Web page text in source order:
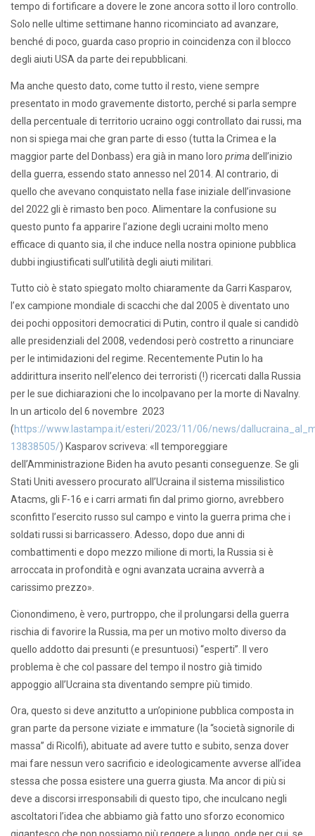
tempo di fortificare a dovere le zone ancora sotto il loro controllo.
Solo nelle ultime settimane hanno ricominciato ad avanzare,
benché di poco, guarda caso proprio in coincidenza con il blocco
degli aiuti USA da parte dei repubblicani.
Ma anche questo dato, come tutto il resto, viene sempre
presentato in modo gravemente distorto, perché si parla sempre
della percentuale di territorio ucraino oggi controllato dai russi, ma
non si spiega mai che gran parte di esso (tutta la Crimea e la
maggior parte del Donbass) era già in mano loro primadell’inizio
della guerra, essendo stato annesso nel 2014. Al contrario, di
quello che avevano conquistato nella fase iniziale dell’invasione
del 2022 gli è rimasto ben poco. Alimentare la confusione su
questo punto fa apparire l’azione degli ucraini molto meno
efficace di quanto sia, il che induce nella nostra opinione pubblica
dubbi ingiustificati sull’utilità degli aiuti militari.
Tutto ciò è stato spiegato molto chiaramente da Garri Kasparov,
l’ex campione mondiale di scacchi che dal 2005 è diventato uno
dei pochi oppositori democratici di Putin, contro il quale si candidò
alle presidenziali del 2008, vedendosi però costretto a rinunciare
per le intimidazioni del regime. Recentemente Putin lo ha
addirittura inserito nell’elenco dei terroristi (!) ricercati dalla Russia
per le sue dichiarazioni che lo incolpavano per la morte di Navalny.
In un articolo del 6 novembre 2023
(https://www.lastampa.it/esteri/2023/11/06/news/
13838505/) Kasparov scriveva: «Il temporeggiare
dell’Amministrazione Biden ha avuto pesanti conseguenze. Se gli
Stati Uniti avessero procurato all’Ucraina il sistema missilistico
Atacms, gli F-16 e i carri armati fin dal primo giorno, avrebbero
sconfitto l’esercito russo sul campo e vinto la guerra prima che i
soldati russi si barricassero. Adesso, dopo due anni di
combattimenti e dopo mezzo milione di morti, la Russia si è
arroccata in profondità e ogni avanzata ucraina avverrà a
carissimo prezzo».
Cionondimeno, è vero, purtroppo, che il prolungarsi della guerra
rischia di favorire la Russia, ma per un motivo molto diverso da
quello addotto dai presunti (e presuntuosi) “esperti”. Il vero
problema è che col passare del tempo il nostro già timido
appoggio all’Ucraina sta diventando sempre più timido.
Ora, questo si deve anzitutto a un’opinione pubblica composta in
gran parte da persone viziate e immature (la “società signorile di
massa” di Ricolfi), abituate ad avere tutto e subito, senza dover
mai fare nessun vero sacrificio e ideologicamente avverse all’idea
stessa che possa esistere una guerra giusta. Ma ancor di più si
deve a discorsi irresponsabili di questo tipo, che inculcano negli
ascoltatori l’idea che abbiamo già fatto uno sforzo economico